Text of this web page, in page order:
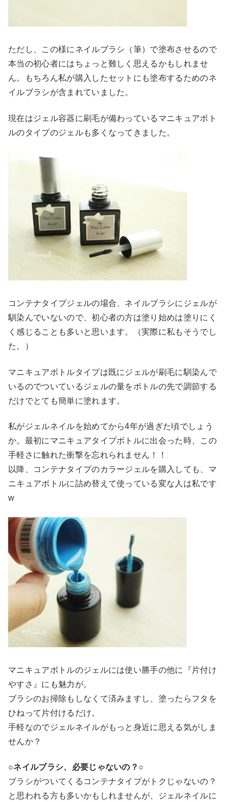
ただし、この様にネイルブラシ（筆）で塗布させるので
本当の初心者にはちょっと難しく思えるかもしれませ
ん。もちろん私が購入したセットにも塗布するためのネ
イルブラシが含まれていました。
現在はジェル容器に刷毛が備わっているマニキュアボト
ルのタイプのジェルも多くなってきました。
コンテナタイプジェルの場合、ネイルブラシにジェルが
馴染んでいないので、初心者の方は塗り始めは塗りにく
く感じることも多いと思います。（実際に私もそうでし
た。）
マニキュアボトルタイプは既にジェルが刷毛に馴染んで
いるのでついているジェルの量をボトルの先で調節する
だけでとても簡単に塗れます。
私がジェルネイルを始めてから4年が過ぎた頃でしょう
か。最初にマニキュアタイプボトルに出会った時、この
手軽さに触れた衝撃を忘れられません！！
以降、コンテナタイプのカラージェルを購入しても、マ
ニキュアボトルに詰め替えて使っている変な人は私です
w
マニキュアボトルのジェルには使い勝手の他に『片付け
やすさ』にも魅力が。
ブラシのお掃除もしなくて済みますし、塗ったらフタを
ひねって片付けるだけ。
手軽なのでジェルネイルがもっと身近に思える気がしま
せんか？
○ネイルブラシ、必要じゃないの？○
ブラシがついてくるコンテナタイプがトクじゃないの？
と思われる方も多いかもしれませんが、ジェルネイルに